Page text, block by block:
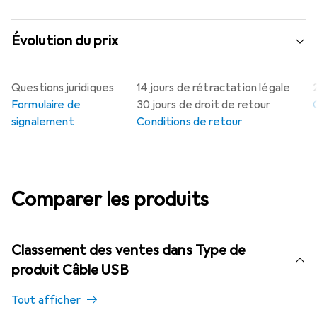
Évolution du prix
14 jours de rétractation légale
30 jours de droit de retour
Conditions de retour
Questions juridiques
Formulaire de
signalement
Comparer les produits
Classement des ventes dans Type de
produit Câble USB
Tout afficher